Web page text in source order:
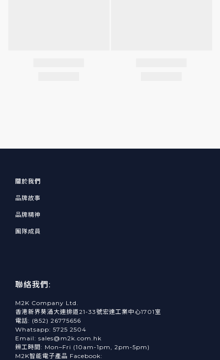
關於我們
品牌故事
品牌精神
團隊成員
聯絡我們:
M2K Company Ltd.
香港新界葵涌大連排道21-33號宏達工業中心1701室
電話: (852) 26775656
Whatsapp: 5725 2504
Email: sales@m2k.com.hk
辨工時間: Mon–Fri (10am-1pm, 2pm-5pm)
M2K智能電子產品 Facebook: